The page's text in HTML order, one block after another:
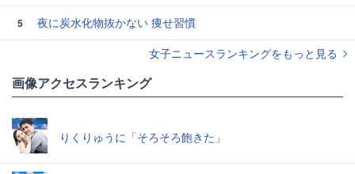
5
夜に炭水化物抜かない 痩せ習慣
女子ニュースランキングをもっと見る
画像アクセスランキング
りくりゅうに「そろそろ飽きた」